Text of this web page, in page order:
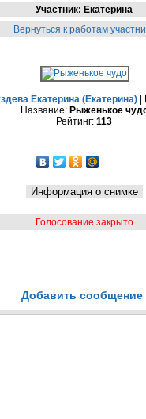
Участник: Екатерина
Вернуться к работам
Екатерина (Екатерина)
Название: Рыженькое
Рейтинг:113
Голосование закрыто
Добавить сообщение